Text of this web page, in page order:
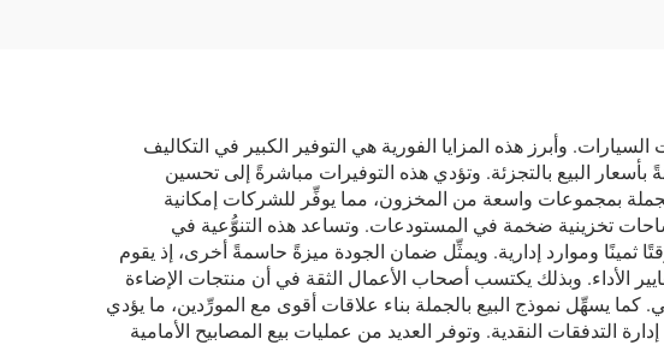
وأبرز هذه المزايا الفورية هي التوفير الكبير في التكاليف
بالجملة، ما يسمح للشركات بتخفيض التكلفة لكل وحدة بنسبة تتراوح بين ٣٠٪ و٥٠٪ مقارنةً بأسعار البيع بالتجزئة. وتؤدي هذه التوفيرات مباشرةً إلى تحسين
بمجموعات واسعة من المخزون، مما يوفِّر للشركات إمكانية
تخزينية ضخمة في المستودعات. وتساعد هذه التنوُّعية في
وموارد إدارية. ويمثِّل ضمان الجودة ميزةً حاسمةً أخرى، إذ يقوم
الأداء. وبذلك يكتسب أصحاب الأعمال الثقة في أن منتجات الإضاءة
يسهِّل نموذج البيع بالجملة بناء علاقات أقوى مع المورِّدين، ما يؤدي
التدفقات النقدية. وتوفر العديد من عمليات بيع المصابيح الأمامية